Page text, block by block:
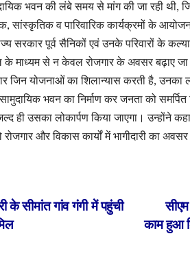
भवन की लंबे समय से मांग की जा रही थी,
सांस्कृतिक व पारिवारिक कार्यक्रमों के
सरकार पूर्व सैनिकों एवं उनके परिवारों के
से न केवल रोजगार के अवसर बढ़ाए जा
जिन योजनाओं का शिलान्यास करती है, उनका
भवन का निर्माण कर जनता को
ही उसका लोकार्पण किया जाएगा। उन्होंने
और विकास कार्यों में भागीदारी का अवसर
काम हुआ
के सीमांत गांव गंगी में पहुंची